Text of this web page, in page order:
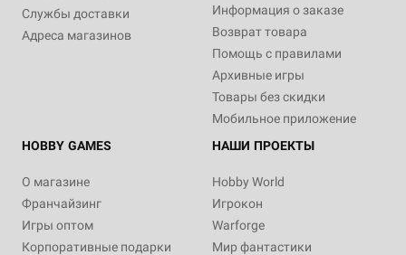
Службы доставки
Адреса магазинов
Информация о заказе
Возврат товара
Помощь с правилами
Архивные игры
Товары без скидки
Мобильное приложение
HOBBY GAMES
О магазине
Франчайзинг
Игры оптом
Корпоративные подарки
НАШИ ПРОЕКТЫ
Hobby World
Игрокон
Warforge
Мир фантастики